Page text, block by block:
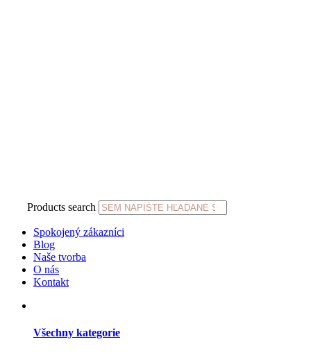
Products search
Spokojený zákazníci
Blog
Naše tvorba
O nás
Kontakt
Všechny kategorie